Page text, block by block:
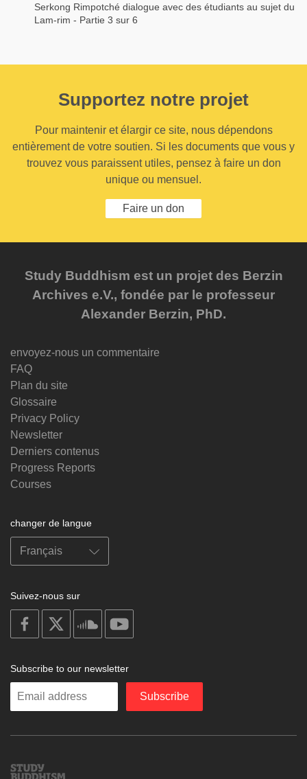
Serkong Rimpotché dialogue avec des étudiants au sujet du
Lam-rim - Partie 3 sur 6
Supportez notre projet
Pour maintenir et élargir ce site, nous dépendons
entièrement de votre soutien. Si les documents que vous y
trouvez vous paraissent utiles, pensez à faire un don
unique ou mensuel.
Faire un don
Study Buddhism est un projet des Berzin
Archives e.V., fondée par le professeur
Alexander Berzin, PhD.
envoyez-nous un commentaire
FAQ
Plan du site
Glossaire
Privacy Policy
Newsletter
Derniers contenus
Progress Reports
Courses
changer de langue
Suivez-nous sur
on
facebook
soundcloud
Subscribe to our newsletter
Enter
Subscribe
Study